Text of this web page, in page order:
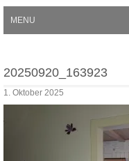
MENU
20250920_163923
1. Oktober 2025